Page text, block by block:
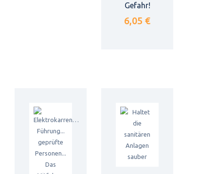
Gefahr!
6,05 €